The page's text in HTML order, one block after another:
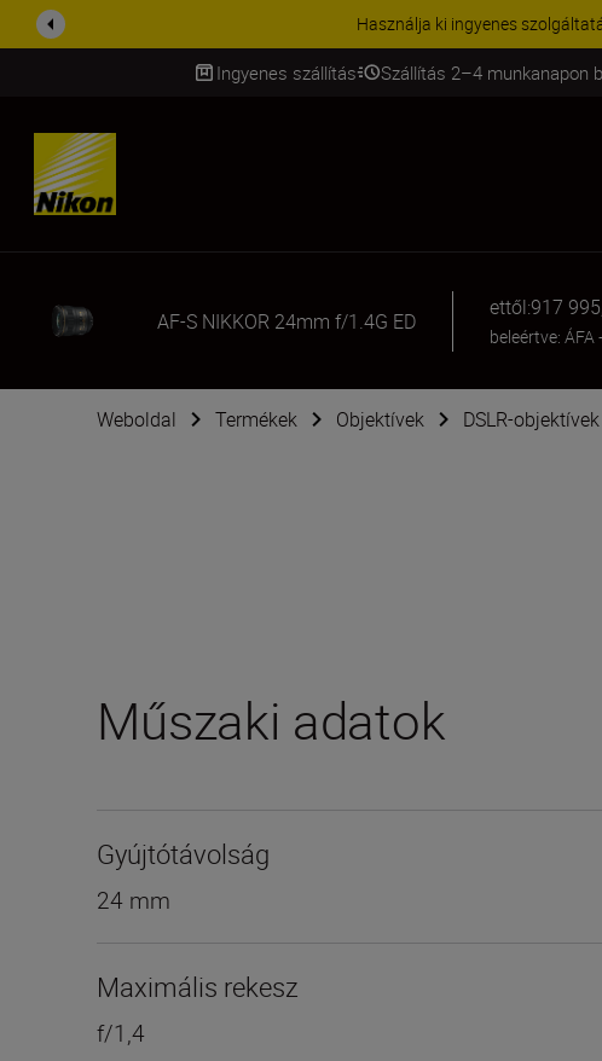
KIEGÉSZÍTŐKRE VONATKOZÓ
Ingyenes szállítás Szállítás 2–4 munkanapon
SKIP
AF-S NIKKOR 24mm f/1.4G ED
ettől:917
beleértve: ÁFA
Weboldal Termékek Objektívek DSLR-objektívek
Műszaki adatok
Gyújtótávolság
24 mm
Maximális rekesz
f/1,4